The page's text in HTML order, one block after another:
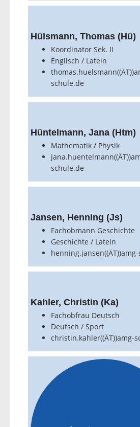
Hülsmann, Thomas (Hü)
Koordinator Sek. II
Englisch / Latein
schule.de
Hüntelmann, Jana (Htm)
Mathematik / Physik
schule.de
Jansen, Henning (Js)
Fachobmann Geschichte
Geschichte / Latein
Kahler, Christin (Ka)
Fachobfrau Deutsch
Deutsch / Sport
christin.kahler((ÄT))amg-